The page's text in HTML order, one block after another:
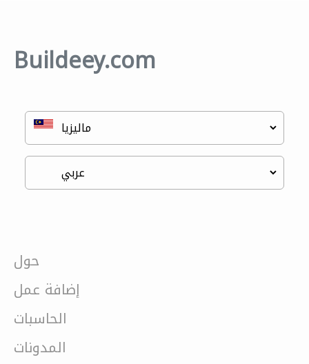
Buildeey.com
حول
إضافة عمل
الحاسبات
المدونات